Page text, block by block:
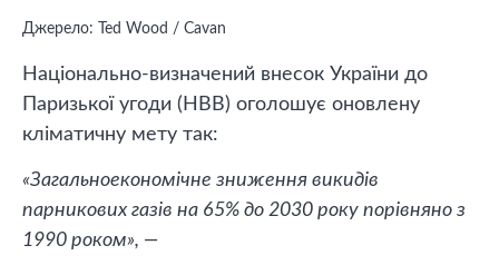
Джерело: Ted Wood / Cavan
Національно-визначений внесок України до
Паризької угоди (НВВ) оголошує оновлену
кліматичну мету так:
«Загальноекономічне зниження викидів
парникових газів на 65% до 2030 року порівняно з
1990 роком», —